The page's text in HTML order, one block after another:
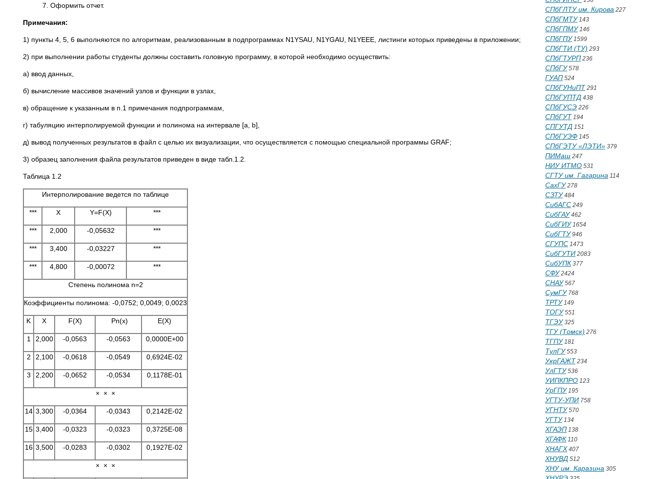
7. Оформить отчет.
Примечания:
1) пункты 4, 5, 6 выполняются по алгоритмам, реализованным в подпрограммах N1YSAU, N1YGAU, N1YEEE, листинги которых приведены в приложении;
2) при выполнении работы студенты должны составить головную программу, в которой необходимо осуществить:
а) ввод данных,
б) вычисление массивов значений узлов и функции в узлах,
в) обращение к указанным в п.1 примечания подпрограммам,
г) табуляцию интерполируемой функции и полинома на интервале [a, b],
д) вывод полученных результатов в файл с целью их визуализации, что осуществляется с помощью специальной программы GRAF;
3) образец заполнения файла результатов приведен в виде табл.1.2.
Таблица 1.2
Интерполирование ведется по таблице
*** X Y=F(X) ***
*** 2,000 -0,05632 ***
*** 3,400 -0,03227 ***
*** 4,800 -0,00072 ***
Степень полинома n=2
Коэффициенты полинома: -0,0752; 0,0049; 0,0023
K X F(X) Pn(x) E(X)
1 2,000 -0,0563 -0,0563 0,0000E+00
2 2,100 -0,0618 -0,0549 0,6924E-02
3 2,200 -0,0652 -0,0534 0,1178E-01
× × ×
14 3,300 -0,0364 -0,0343 0,2142E-02
15 3,400 -0,0323 -0,0323 0,3725E-08
16 3,500 -0,0283 -0,0302 0,1927E-02
× × ×
СПбГЛТУ им. Кирова 227
СПбГМТУ143
СПбГПМУ146
СПбГПУ1599
СПбГТИ (ТУ) 293
СПбГТУРП 236
СПбГУ578
ГУАП 524
СПбГУНиПТ 291
СПбГУПТД 438
СПбГУСЭ 226
СПбГУТ 194
СПГУТД 151
СПбГУЭФ 145
СПбГЭТУ «ЛЭТИ» 379
ПИМаш 247
НИУ ИТМО 531
СГТУ им. Гагарина 114
СахГУ278
СЗТУ484
СибАГС 249
СибГАУ462
СибГИУ1654
СибГТУ946
СГУПС 1473
СибГУТИ 2083
СибУПК 377
СФУ2424
СНАУ567
СумГУ768
ТРТУ149
ТОГУ551
ТГЭУ325
ТГУ (Томск) 276
ТГПУ181
ТулГУ553
УкрГАЖТ 234
УлГТУ536
УИПКПРО 123
УрГПУ195
УГТУ-УПИ 758
УГНТУ570
УГТУ134
ХГАЭП 138
ХГАФК 110
ХНАГХ 407
ХНУВД 512
ХНУ им. Каразина 305